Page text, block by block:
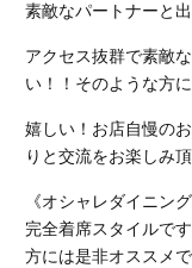
素敵なパートナーと
アクセス抜群で素敵
い！！そのような方
嬉しい！お店自慢の
りと交流をお楽しみ
《オシャレダイニン
完全着席スタイルで
方には是非オススメで